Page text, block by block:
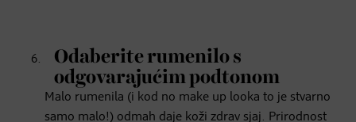
Odaberite rumenilo s
odgovarajućim podtonom
Malo rumenila (i kod no make up looka to je stvarno
samo malo!) odmah daje koži zdrav sjaj. Prirodnost